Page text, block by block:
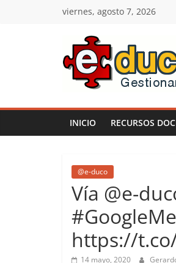
viernes, agosto 7, 2026
E-
duco:
Gestión
del
Learn
INICIO RECURSOS
@e-duco
Vía @e-
https://
14 mayo, 2020